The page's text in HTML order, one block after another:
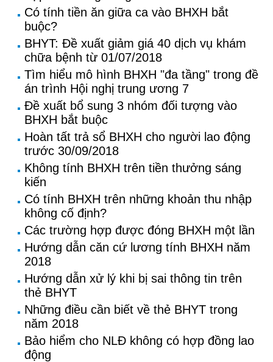
Có tính tiền ăn giữa ca vào BHXH bắt
buộc?
BHYT: Đề xuất giảm giá 40 dịch vụ khám
chữa bệnh từ 01/07/2018
Tìm hiểu mô hình BHXH "đa tầng" trong đề
án trình Hội nghị trung ương 7
Đề xuất bổ sung 3 nhóm đối tượng vào
BHXH bắt buộc
Hoàn tất trả sổ BHXH cho người lao động
trước 30/09/2018
Không tính BHXH trên tiền thưởng sáng
kiến
Có tính BHXH trên những khoản thu nhập
không cố định?
Các trường hợp được đóng BHXH một lần
Hướng dẫn căn cứ lương tính BHXH năm
2018
Hướng dẫn xử lý khi bị sai thông tin trên
thẻ BHYT
Những điều cần biết về thẻ BHYT trong
năm 2018
Bảo hiểm cho NLĐ không có hợp đồng lao
động